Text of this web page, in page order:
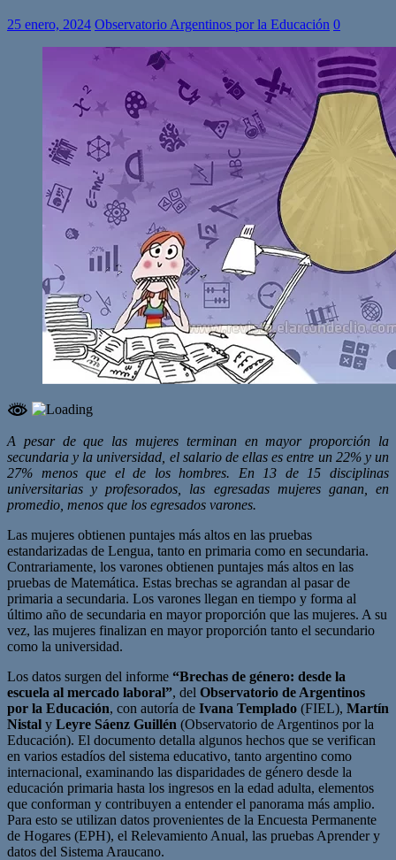
25 enero, 2024 Observatorio Argentinos por la Educación 0
A pesar de que las mujeres terminan en mayor proporción la
secundaria y la universidad, el salario de ellas es entre un 22% y un
27% menos que el de los hombres. En 13 de 15 disciplinas
universitarias y profesorados, las egresadas mujeres ganan, en
promedio, menos que los egresados varones.
Las mujeres obtienen puntajes más altos en las pruebas
estandarizadas de Lengua, tanto en primaria como en secundaria.
Contrariamente, los varones obtienen puntajes más altos en las
pruebas de Matemática. Estas brechas se agrandan al pasar de
primaria a secundaria. Los varones llegan en tiempo y forma al
último año de secundaria en mayor proporción que las mujeres. A su
vez, las mujeres finalizan en mayor proporción tanto el secundario
como la universidad.
Los datos surgen del informe “Brechas de género: desde la
escuela al mercado laboral”, del Observatorio de Argentinos
por la Educación, con autoría de Ivana Templado (FIEL), Martín
Nistal y Leyre Sáenz Guillén (Observatorio de Argentinos por la
Educación). El documento detalla algunos hechos que se verifican
en varios estadíos del sistema educativo, tanto argentino como
internacional, examinando las disparidades de género desde la
educación primaria hasta los ingresos en la edad adulta, elementos
que conforman y contribuyen a entender el panorama más amplio.
Para esto se utilizan datos provenientes de la Encuesta Permanente
de Hogares (EPH), el Relevamiento Anual, las pruebas Aprender y
datos del Sistema Araucano.